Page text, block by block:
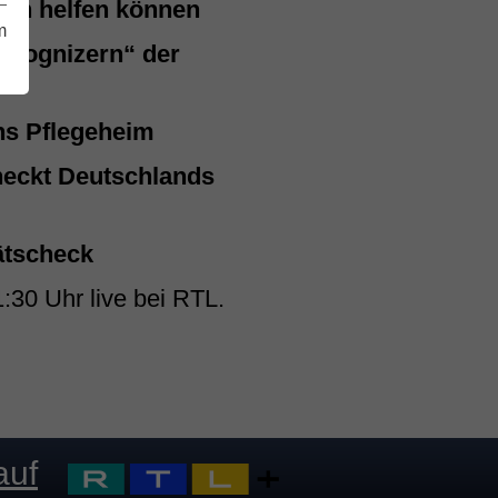
helfen können
der
Pflegeheim
Deutschlands
Uhr live bei RTL.